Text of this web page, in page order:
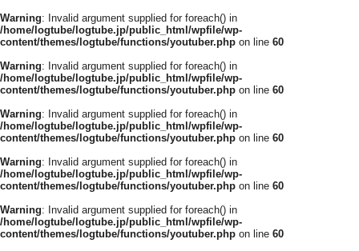
Warning: Invalid argument supplied for foreach() in
/home/logtube/logtube.jp/public_html/wpfile/wp-
content/themes/logtube/functions/youtuber.php on line 60
Warning: Invalid argument supplied for foreach() in
/home/logtube/logtube.jp/public_html/wpfile/wp-
content/themes/logtube/functions/youtuber.php on line 60
Warning: Invalid argument supplied for foreach() in
/home/logtube/logtube.jp/public_html/wpfile/wp-
content/themes/logtube/functions/youtuber.php on line 60
Warning: Invalid argument supplied for foreach() in
/home/logtube/logtube.jp/public_html/wpfile/wp-
content/themes/logtube/functions/youtuber.php on line 60
Warning: Invalid argument supplied for foreach() in
/home/logtube/logtube.jp/public_html/wpfile/wp-
content/themes/logtube/functions/youtuber.php on line 60